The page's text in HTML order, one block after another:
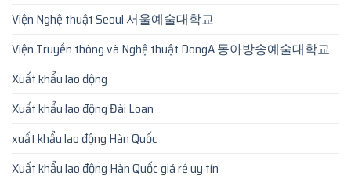
Viện Nghệ thuật Seoul 서울예술대학교
Viện Truyền thông và Nghệ thuật DongA 동아방송예술대학교
Xuất khẩu lao động
Xuất khẩu lao động Đài Loan
xuất khẩu lao động Hàn Quốc
Xuất khẩu lao động Hàn Quốc giá rẻ uy tín